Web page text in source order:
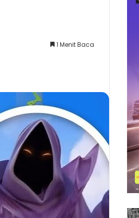
1 Menit Baca